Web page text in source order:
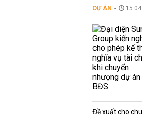
DỰ ÁN
Đề xuất cho